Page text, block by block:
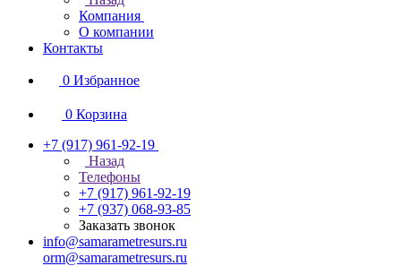
Компания
О компании
Контакты
0 Избранное
0 Корзина
+7 (917) 961-92-19
Назад
Телефоны
+7 (917) 961-92-19
+7 (937) 068-93-85
Заказать звонок
info@samarametresurs.ru
orm@samarametresurs.ru